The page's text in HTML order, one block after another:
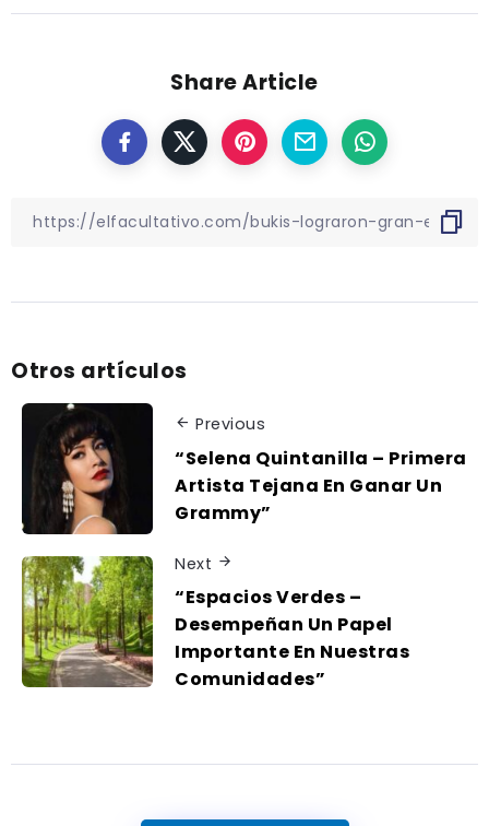
Share Article
Otros artículos
Previous
“Selena Quintanilla – Primera
Artista Tejana En Ganar Un
Grammy”
Next
“Espacios Verdes –
Desempeñan Un Papel
Importante En Nuestras
Comunidades”